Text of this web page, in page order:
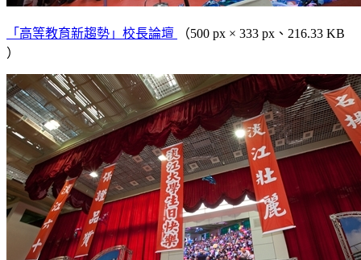
「高等教育新趨勢」校長論壇
（500 px × 333 px、216.33 KB
）